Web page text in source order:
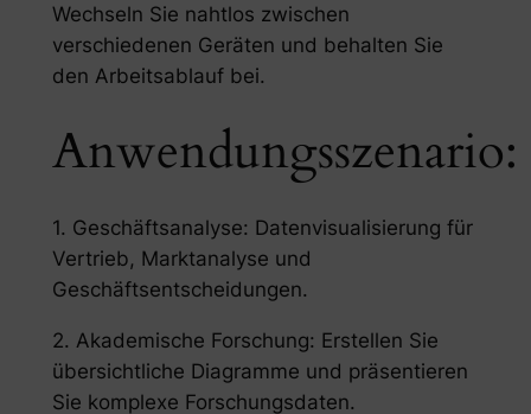
Wechseln Sie nahtlos zwischen
verschiedenen Geräten und behalten Sie
den Arbeitsablauf bei.
Anwendungsszenario:
1. Geschäftsanalyse: Datenvisualisierung für
Vertrieb, Marktanalyse und
Geschäftsentscheidungen.
2. Akademische Forschung: Erstellen Sie
übersichtliche Diagramme und präsentieren
Sie komplexe Forschungsdaten.